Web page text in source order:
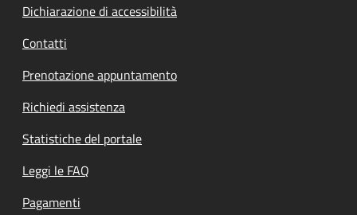
Dichiarazione di accessibilità
Contatti
Prenotazione appuntamento
Richiedi assistenza
Statistiche del portale
Leggi le FAQ
Pagamenti